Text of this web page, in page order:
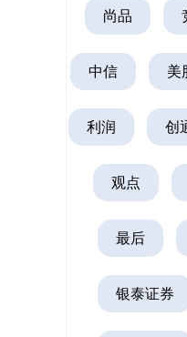
尚品
中信 美
利润 创
观点
最后
银泰证券